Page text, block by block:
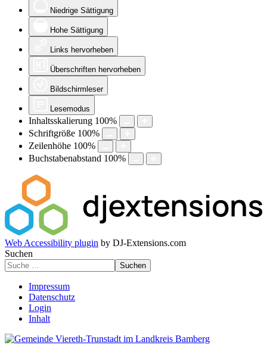
Niedrige Sättigung
Hohe Sättigung
Links hervorheben
Überschriften hervorheben
Bildschirmleser
Lesemodus
Inhaltsskalierung 100%
Schriftgröße 100%
Zeilenhöhe 100%
Buchstabenabstand 100%
Web Accessibility plugin by DJ-Extensions.com
Suchen
Suchen
Impressum
Datenschutz
Login
Inhalt